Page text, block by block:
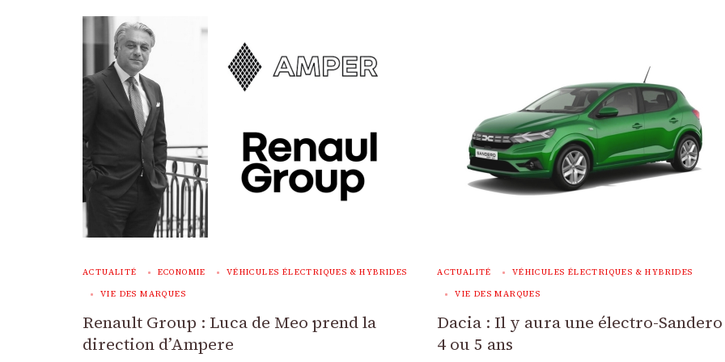
ACTUALITÉ ECONOMIE VÉHICULES ÉLECTRIQUES & HYBRIDES
VIE DES MARQUES
Renault Group : Luca de Meo prend la
direction d’Ampere
ACTUALITÉ VÉHICULES ÉLECTRIQUES & HYBRIDES
VIE DES MARQUES
Dacia : Il y aura une électro-Sandero
4 ou 5 ans